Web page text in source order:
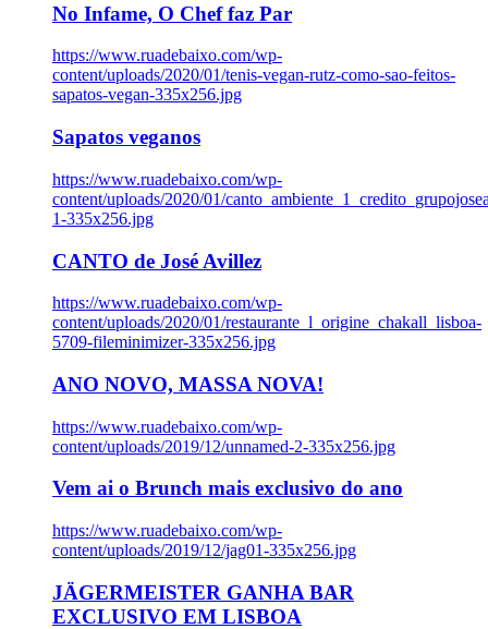
No Infame, O Chef faz Par
https://www.ruadebaixo.com/wp-
content/uploads/2020/01/tenis-vegan-rutz-como-sao-feitos-
sapatos-vegan-335x256.jpg
Sapatos veganos
https://www.ruadebaixo.com/wp-
content/uploads/2020/01/
1-335x256.jpg
CANTO de José Avillez
https://www.ruadebaixo.com/wp-
content/uploads/2020/01/restaurante_l_origine_chakall_lisboa-
5709-fileminimizer-335x256.jpg
ANO NOVO, MASSA NOVA!
https://www.ruadebaixo.com/wp-
content/uploads/2019/12/unnamed-2-335x256.jpg
Vem ai o Brunch mais exclusivo do ano
https://www.ruadebaixo.com/wp-
content/uploads/2019/12/jag01-335x256.jpg
JÄGERMEISTER GANHA BAR
EXCLUSIVO EM LISBOA